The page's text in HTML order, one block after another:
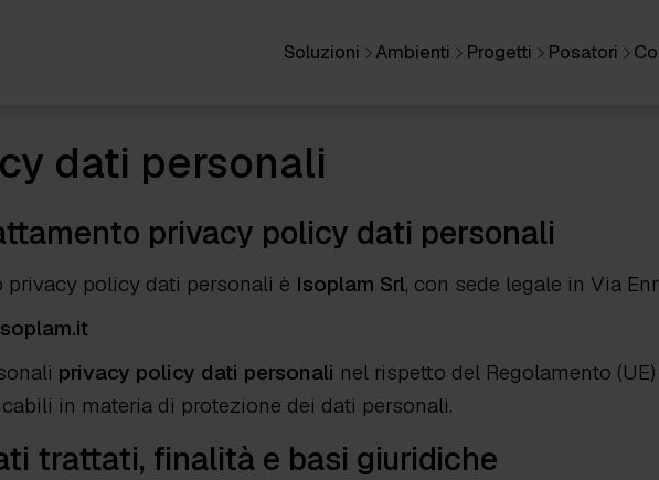
Soluzioni Ambienti Progetti Posatori
dati personali
privacy policy dati personali
policy dati personali è Isoplam Srl, con sede legale in Via
privacy policy dati personali nel rispetto del Regolamento
in materia di protezione dei dati personali.
trattati, finalità e basi giuridiche